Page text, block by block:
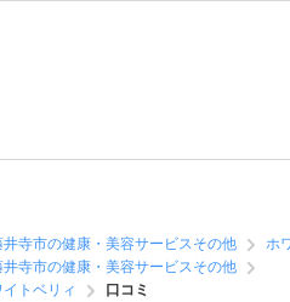
井寺市の健康・美容サービスその他 ホ
井寺市の健康・美容サービスその他
イトベリィ 口コミ